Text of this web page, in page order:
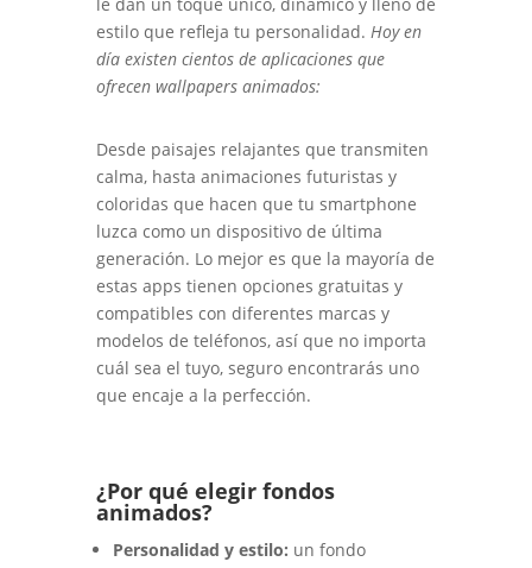
le dan un toque único, dinámico y lleno de
estilo que refleja tu personalidad. Hoy en
día existen cientos de aplicaciones que
ofrecen wallpapers animados:
Desde paisajes relajantes que transmiten
calma, hasta animaciones futuristas y
coloridas que hacen que tu smartphone
luzca como un dispositivo de última
generación. Lo mejor es que la mayoría de
estas apps tienen opciones gratuitas y
compatibles con diferentes marcas y
modelos de teléfonos, así que no importa
cuál sea el tuyo, seguro encontrarás uno
que encaje a la perfección.
¿Por qué elegir fondos
animados?
Personalidad y estilo: un fondo